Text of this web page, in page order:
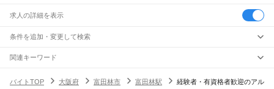
求人の詳細を表示
条件を追加・変更して検索
市区町村を追加・変更
大阪府すべて
駅を追加・変更
関連キーワード
バイトTOP
大阪府 富田林市 富田林駅 経験者・有資格者歓迎のアル